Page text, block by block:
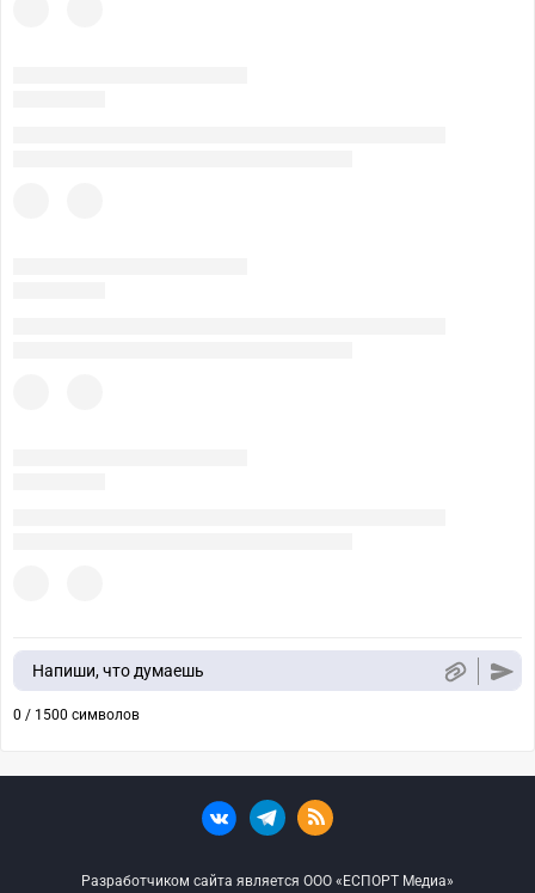
Напиши, что думаешь
0 / 1500 символов
Разработчиком сайта является ООО «ЕСПОРТ Медиа»